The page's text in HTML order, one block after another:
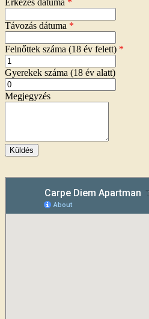
Távozás dátuma *
Felnőttek száma (18 év felett) *
Gyerekek száma (18 év alatt)
Megjegyzés